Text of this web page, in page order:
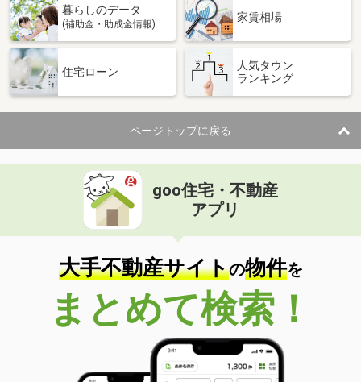
間取り
東京都日野市豊田２丁目
13.90万円
住 所
東京都日野市豊田２丁目
専有面積 58.5m²
間取り
2LDK
東京都武蔵村山市本町３丁目
価 格
住 所
東京都武蔵村山市本町３丁目
専有面積 58.64m²
間取り
2LDK
東京都立川市柏町４丁目
価 格
6.50万円
東京都立川市柏町４丁目
27.6m²
間取り
1K
暮らしのデータ
(補助金・助成金情報)
家賃相場
住宅ローン
人気タウン
ランキング
ページトップに戻る
goo住宅・不動産
アプリ
大手不動産サイトの物件を
まとめて検索！